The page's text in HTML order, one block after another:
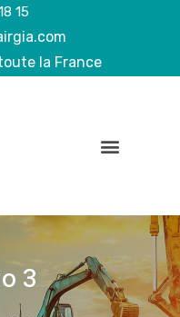
15
la France
3